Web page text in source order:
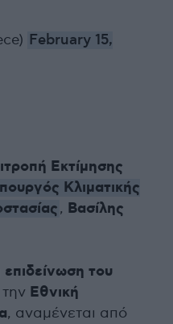
February 15,
Εκτίμησης
Κλιματικής
, Βασίλης
επιδείνωση του
Εθνική
, αναμένεται από